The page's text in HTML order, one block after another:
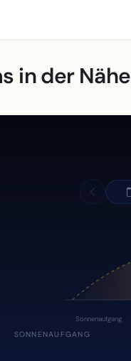
in der Nähe
Sonnenaufgang
SONNENAUFGANG